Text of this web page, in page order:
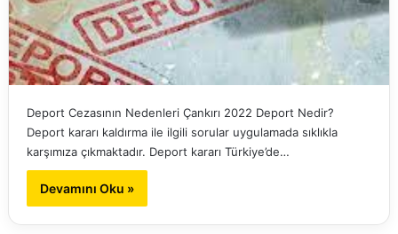
Deport Cezasının Nedenleri Çankırı 2022 Deport Nedir?
Deport kararı kaldırma ile ilgili sorular uygulamada sıklıkla
karşımıza çıkmaktadır. Deport kararı Türkiye’de…
Devamını Oku »